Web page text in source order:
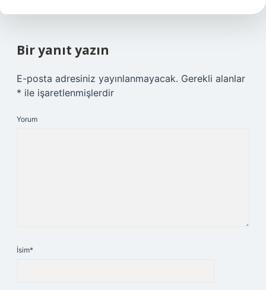
Bir yanıt yazın
E-posta adresiniz yayınlanmayacak. Gerekli alanlar
* ile işaretlenmişlerdir
Yorum
İsim*